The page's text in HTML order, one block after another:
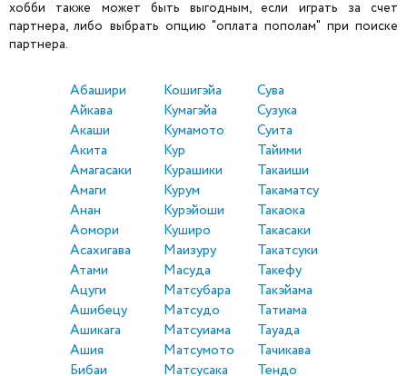
хобби также может быть выгодным, если играть за счет
партнера, либо выбрать опцию "оплата пополам" при поиске
партнера.
Абашири
Айкава
Акаши
Акита
Амагасаки
Амаги
Анан
Аомори
Асахигава
Атами
Ацуги
Ашибецу
Ашикага
Ашия
Бибаи
Кошигэйа
Кумагэйа
Кумамото
Кур
Курашики
Курум
Курэйоши
Куширо
Маизуру
Масуда
Матсубара
Матсудо
Матсуиама
Матсумото
Матсусака
Сува
Сузука
Суита
Тайими
Такаиши
Такаматсу
Такаока
Такасаки
Такатсуки
Такефу
Такэйама
Татиама
Тауада
Тачикава
Тендо